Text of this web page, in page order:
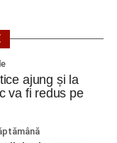
de metri pătrați,
de clădire – fosta
și șoprul-atelier
unei gospodării
ajung și la
va fi redus pe